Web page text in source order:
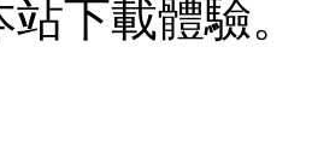
下載體驗。